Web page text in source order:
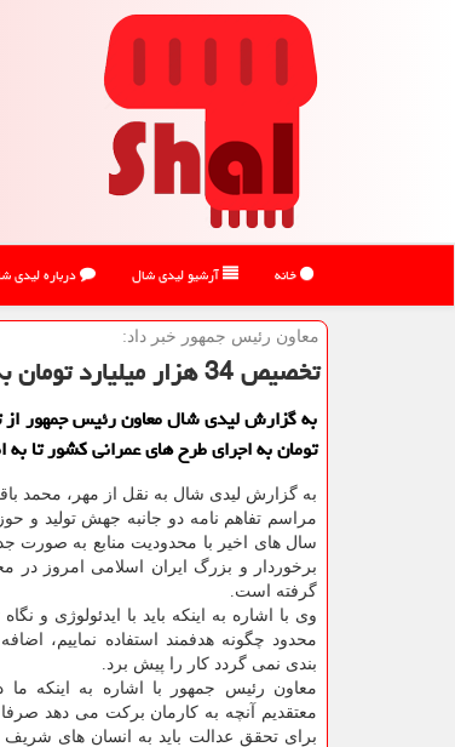
خانه آرشیو لیدی شال درباره لیدی
معاون رئیس جمهور خبر داد:
تخصیص 34 هزار میلیارد تومان به طرح های عمرانی كشور
تومان به اجرای طرح های عمرانی كشور تا به
به گزارش لیدی شال به نقل از مهر، محمد
مراسم تفاهم نامه دو جانبه جهش تولید و
سال های اخیر با محدودیت منابع به صورت
برخوردار و بزرگ ایران اسلامی امروز در
گرفته است.
وی با اشاره به اینکه باید با ایدئولوژی و
محدود چگونه هدفمند استفاده نماییم،
بندی نمی گردد کار را پیش برد.
معاون رئیس جمهور با اشاره به اینکه ما
معتقدیم آنچه به کارمان برکت می دهد صرفا
برای تحقق عدالت باید به انسان های شریف